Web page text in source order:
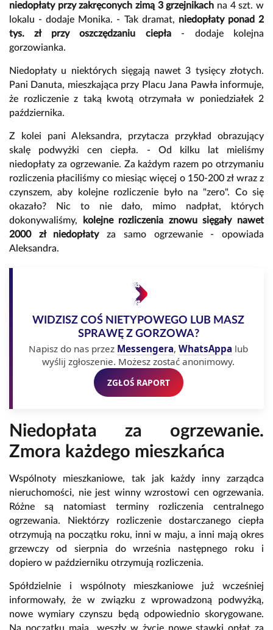
niedopłaty przy zakręconych zimą 3 grzejnikach na 4 szt. w
lokalu - dodaje Monika. - Tak dramat, niedopłaty ponad 2
tys. zł przy oszczędzaniu ciepła- dodaje kolejna
gorzowianka.
Niedopłaty u niektórych sięgają nawet 3 tysięcy złotych.
Pani Danuta, mieszkająca przy Placu Jana Pawła informuje,
że rozliczenie z taką kwotą otrzymała w poniedziałek 2
października.
Z kolei pani Aleksandra, przytacza przykład obrazujący
skalę podwyżki cen ciepła. - Od kilku lat mieliśmy
niedopłaty za ogrzewanie. Za każdym razem po otrzymaniu
rozliczenia płaciliśmy co miesiąc więcej o 150-200 zł wraz z
czynszem, aby kolejne rozliczenie było na "zero". Co się
okazało? Nic to nie dało, mimo nadpłat, których
dokonywaliśmy,
kolejne rozliczenia znowu sięgały nawet
2000 zł niedopłatyza samo ogrzewanie - opowiada
Aleksandra.
WIDZISZ COŚ NIETYPOWEGO LUB MASZ
SPRAWĘ Z GORZOWA?
Napisz do nas przez Messengera, WhatsAppa lub
wyślij zgłoszenie. Możesz zostać anonimowy.
ZGŁOŚ RAPORT
Niedopłata za ogrzewanie.
Zmora każdego mieszkańca
Wspólnoty mieszkaniowe, tak jak każdy inny zarządca
nieruchomości, nie jest winny wzrostowi cen ogrzewania.
Różne są natomiast terminy rozliczenia centralnego
ogrzewania. Niektórzy rozliczenie dostarczanego ciepła
otrzymują na początku roku, inni w maju, a inni mają okres
grzewczy od sierpnia do września następnego roku i
dopiero w październiku otrzymują rozliczenia.
Spółdzielnie i wspólnoty mieszkaniowe już wcześniej
informowały, że w związku z wprowadzoną podwyżką,
nowe wymiary czynszu będą odpowiednio skorygowane.